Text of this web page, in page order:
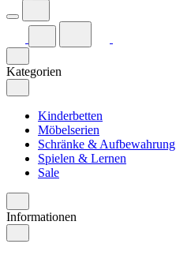
Kategorien
Kinderbetten
Möbelserien
Schränke & Aufbewahrung
Spielen & Lernen
Sale
Informationen